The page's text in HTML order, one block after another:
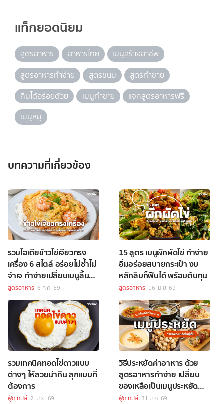
แท็กยอดนิยม
สูตรอาหาร อาหารไทย
เมนูสร้างอาชีพ
สูตรอาหารทำง่าย
สูตรขนม
สูตรทำขาย
กินได้อร่อยด้วย
เมนูทำขาย
แจกสูตรอาหารฟรี
เมนูหมู
บทความที่เกี่ยวข้อง
รวมไอเดียข้าวไข่เจียวทรง
เครื่อง 6 สไตล์ อร่อยไม่ซ้ำไม่
จำเจ ทำง่ายเปลี่ยนเมนูสิ้นคิด
ให้เป็นมื้อพิเศษ
สูตรอาหาร 6 ก.ค. 69
15 สูตร เมนูผักผัดไข่ ทำง่าย
อิ่มอร่อยสบายกระเป๋า งบ
หลักสิบก็ฟินได้ พร้อมต้นทุน
สูตรอาหาร 16 เม.ย. 69
รวมเทคนิคทอดไข่ดาวแบบ
ต่างๆ ให้สวยน่ากิน สุกแบบที่
ต้องการ
ฟู้ด ทิปส์ 2 เม.ย. 69
วิธีประหยัดค่าอาหาร ด้วย
สูตรอาหารทำง่าย เปลี่ยน
ของเหลือเป็นเมนูประหยัด
แสนอร่อย
ฟู้ด ทิปส์ 31 มี.ค. 69